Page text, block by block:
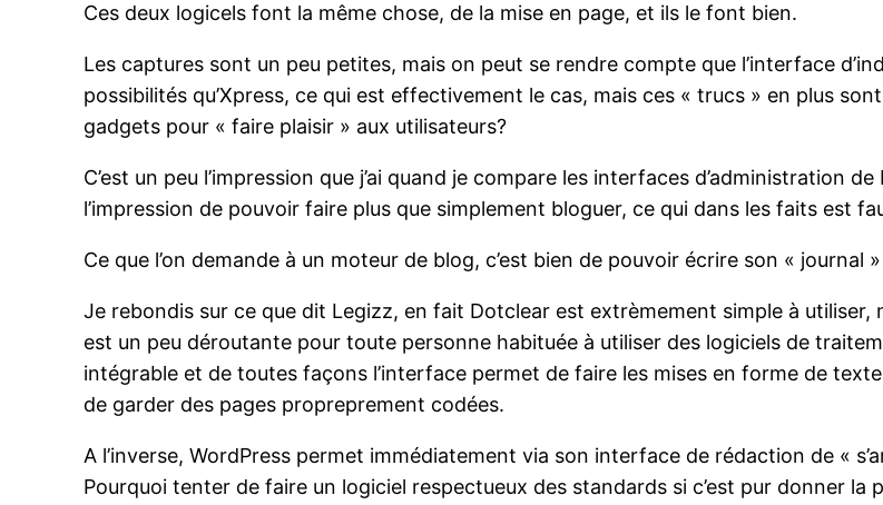
Ces deux logicels font la même chose, de la mise en page, et ils le font bien.
Les captures sont un peu petites, mais on peut se rendre compte que l’interface
possibilités qu’Xpress, ce qui est effectivement le cas, mais ces « trucs » en plus
gadgets pour « faire plaisir » aux utilisateurs?
C’est un peu l’impression que j’ai quand je compare les interfaces d’administration
l’impression de pouvoir faire plus que simplement bloguer, ce qui dans les faits est
Ce que l’on demande à un moteur de blog, c’est bien de pouvoir écrire son « journal
Je rebondis sur ce que dit Legizz, en fait Dotclear est extrèmement simple à
est un peu déroutante pour toute personne habituée à utiliser des logiciels de
intégrable et de toutes façons l’interface permet de faire les mises en forme de
de garder des pages propreprement codées.
A l’inverse, WordPress permet immédiatement via son interface de rédaction de «
Pourquoi tenter de faire un logiciel respectueux des standards si c’est pur donner la